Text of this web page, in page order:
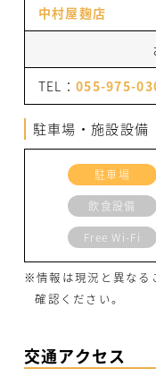
中村屋麹店
TEL： 055-975-
駐車場・施設設備
駐車場
飲食設備
Free Wi-Fi
※情報は現況と異なる
確認ください。
交通アクセス